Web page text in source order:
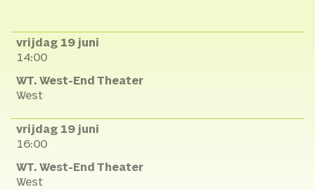
vrijdag 19 juni
14:00
WT. West-End Theater
West
vrijdag 19 juni
16:00
WT. West-End Theater
West